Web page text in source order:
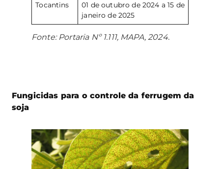
Tocantins
01 de outubro de 2024 a 15 de
janeiro de 2025
Fonte: Portaria Nº 1.111, MAPA, 2024.
Fungicidas para o controle da ferrugem da
soja